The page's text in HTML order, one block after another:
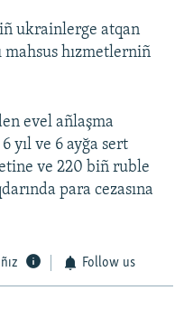
ukrainlerge atqan
mahsus hızmetlerniñ
evel añlaşma
yıl ve 6 ayğa sert
ve 220 biñ ruble
para cezasına
Follow us